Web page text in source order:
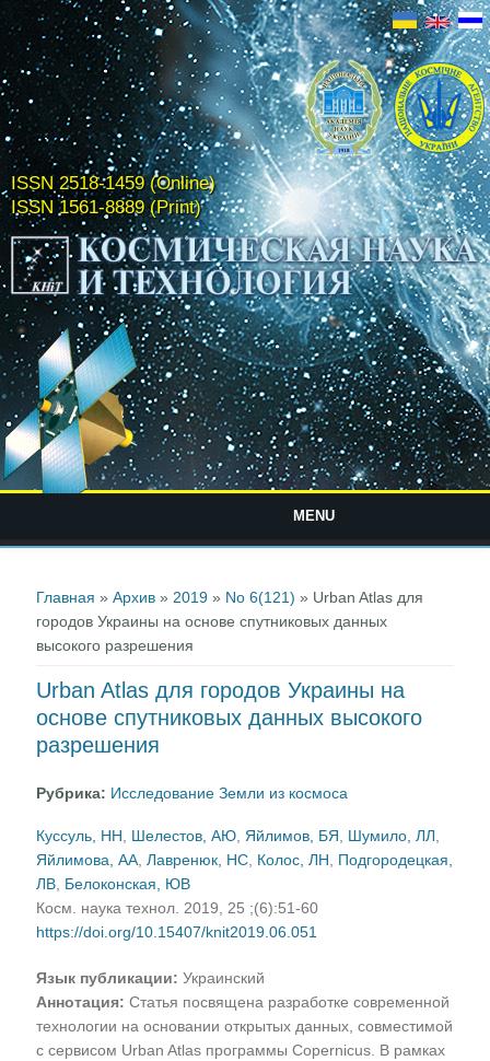
ISSN 2518-1459 (Online)
ISSN 1561-8889 (Print)
MENU
Главная »Архив » 2019 » No 6(121) » Urban Atlas для
городов Украины на основе спутниковых данных
высокого разрешения
Urban Atlas для городов Украины на
основе спутниковых данных высокого
разрешения
Рубрика: Исследование Земли из космоса
Куссуль, НН Шелестов, АЮ Яйлимов, БЯ Шумило, ЛЛ
Яйлимова, АА ,Лавренюк, НС Колос, ЛН
Подгородецкая,
ЛВ Белоконская, ЮВ
Косм. наука технол. 2019, 25 ;(6):51-60
https://doi.org/10.15407/knit2019.06.051
Язык публикации: Украинский
Аннотация:Статья посвящена разработке современной
технологии на основании открытых данных, совместимой
с сервисом Urban Atlas программы Copernicus. В рамках